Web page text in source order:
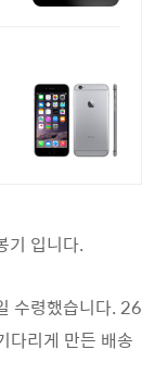
기 입니다.
수령했습니다. 26
다리게 만든 배송